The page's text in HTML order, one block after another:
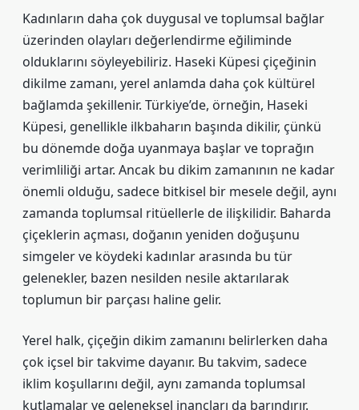
Kadınların daha çok duygusal ve toplumsal bağlar
üzerinden olayları değerlendirme eğiliminde
olduklarını söyleyebiliriz. Haseki Küpesi çiçeğinin
dikilme zamanı, yerel anlamda daha çok kültürel
bağlamda şekillenir. Türkiye’de, örneğin, Haseki
Küpesi, genellikle ilkbaharın başında dikilir, çünkü
bu dönemde doğa uyanmaya başlar ve toprağın
verimliliği artar. Ancak bu dikim zamanının ne kadar
önemli olduğu, sadece bitkisel bir mesele değil, aynı
zamanda toplumsal ritüellerle de ilişkilidir. Baharda
çiçeklerin açması, doğanın yeniden doğuşunu
simgeler ve köydeki kadınlar arasında bu tür
gelenekler, bazen nesilden nesile aktarılarak
toplumun bir parçası haline gelir.
Yerel halk, çiçeğin dikim zamanını belirlerken daha
çok içsel bir takvime dayanır. Bu takvim, sadece
iklim koşullarını değil, aynı zamanda toplumsal
kutlamalar ve geleneksel inançları da barındırır.